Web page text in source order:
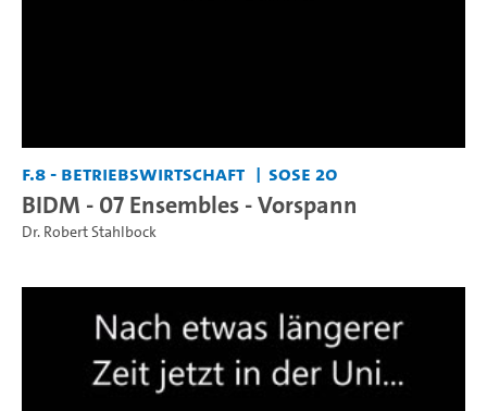
F.8 - Betriebswirtschaft SoSe 20
BIDM - 07 Ensembles - Vorspann
Dr. Robert Stahlbock